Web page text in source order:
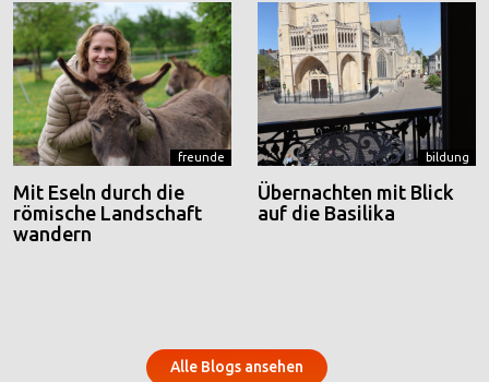
freunde
Mit Eseln durch die
römische Landschaft
wandern
bildung
Übernachten mit Blick
auf die Basilika
Alle Blogs ansehen